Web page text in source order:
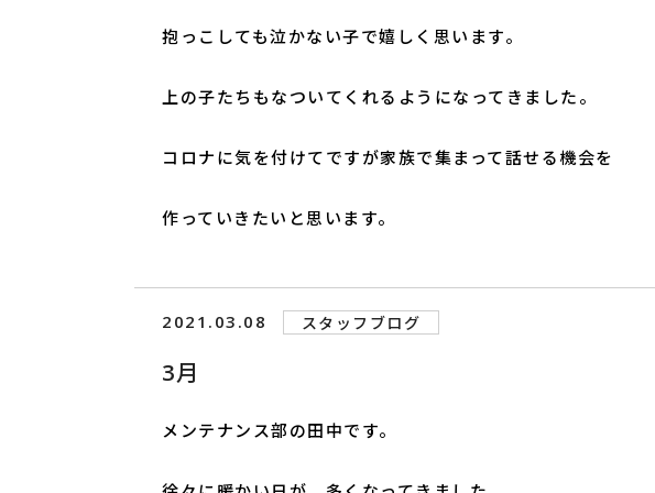
抱っこしても泣かない子で嬉しく思います。
上の子たちもなついてくれるようになってきました。
コロナに気を付けてですが家族で集まって話せる機会を
作っていきたいと思います。
2021.03.08 スタッフブログ
3月
メンテナンス部の田中です。